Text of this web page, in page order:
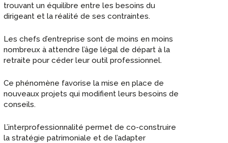
trouvant un équilibre entre les besoins du
dirigeant et la réalité de ses contraintes.
Les chefs d’entreprise sont de moins en moins
nombreux à attendre l’âge légal de départ à la
retraite pour céder leur outil professionnel.
Ce phénomène favorise la mise en place de
nouveaux projets qui modifient leurs besoins de
conseils.
L’interprofessionnalité permet de co-construire
la stratégie patrimoniale et de l’adapter